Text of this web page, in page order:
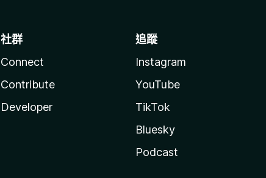
社群
Connect
Contribute
Developer
追蹤
Instagram
YouTube
TikTok
Bluesky
Podcast